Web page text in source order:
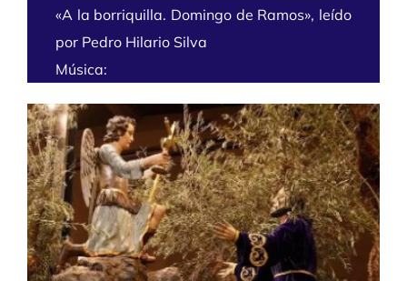
«A la borriquilla. Domingo de Ramos», leído
por Pedro Hilario Silva
Música: